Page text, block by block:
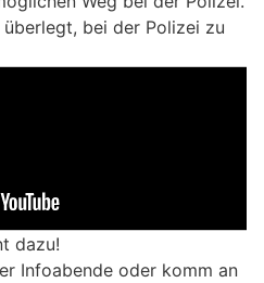
bei der Polizei zu
dazu!
Infoabende oder komm an